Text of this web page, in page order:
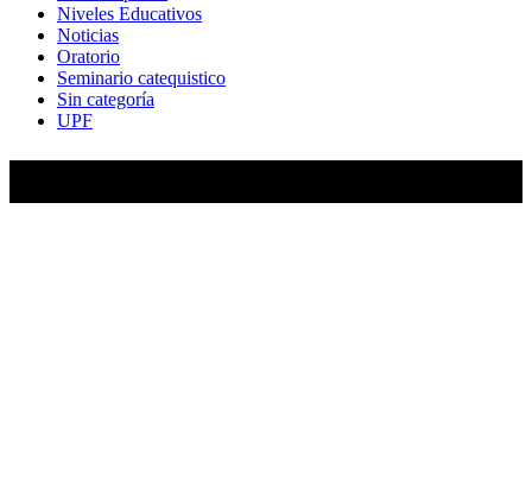
Niveles Educativos
Noticias
Oratorio
Seminario catequistico
Sin categoría
UPF